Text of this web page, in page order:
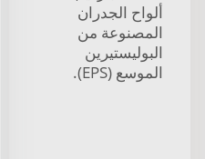
ألواح الجدران
المصنوعة من
البوليستيرين
الموسع (EPS).